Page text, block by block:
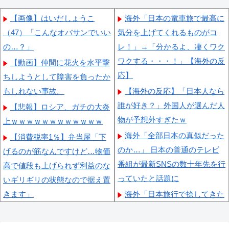
【画像】はいだしょうこ
（47）「こんなオバサンでいい
の…？」
【動画】仲間に花火を水平撃
ちしようとして障害を負ったか
もしれない事故。
【悲報】ロシア、ガチの大炎
上ｗｗｗｗｗｗｗｗｗｗｗｗ
【消費税率1％】弁当屋「下
げるのが筋なんですけど…物価
高で値段も上げられず利益のな
いギリギリの状態なので据え置
きます」
海外「日本の電車旅で最高に
気分を上げてくれるものがコ
レ！」→「分かるよ、凄くワク
ワクする・・・！」【海外の反
応】
【海外の反応】「日本人なら
誰が好き？」外国人が選んだ人
物が予想外すぎたｗ
海外「全部日本の真似だった
のか…」 日本の普通のテレビ
番組が最新SNSの数十年先を行
っていたと話題に
海外「日本旅行で捺してきた